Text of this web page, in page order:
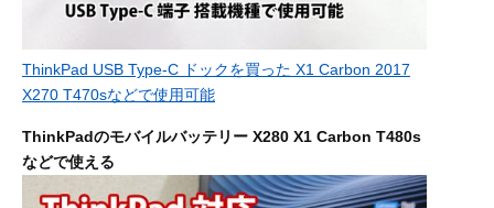
ThinkPad USB Type-C ドックを買った X1 Carbon 2017
X270 T470sなどで使用可能
ThinkPadのモバイルバッテリー X280 X1 Carbon T480s
などで使える